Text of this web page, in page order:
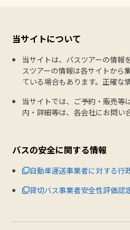
当サイトについて
当サイトは、バスツアーの情報
スツアーの情報は各サイトから
ている場合もあります。正確な
当サイトでは、ご予約・販売等
内・詳細等は、各会社にお問い
バスの安全に関する情報
自動車運送事業者に対する行
貸切バス事業者安全性評価認